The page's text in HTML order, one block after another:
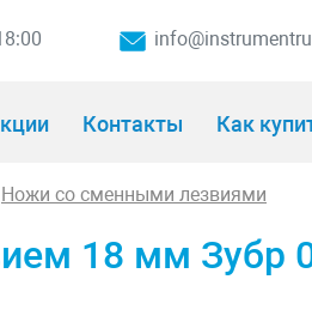
Контакты Как
Ножи со сменными лезвиями
18 мм Зубр